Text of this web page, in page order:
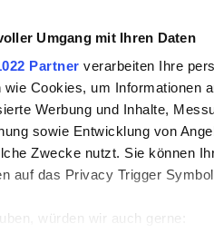
Umgang mit Ihren Daten
Partner verarbeiten Ihre
wie Cookies, um Informationen
Werbung und Inhalte,
sowie Entwicklung von
Zwecke nutzt. Sie können
auf das Privacy Trigger
würden wir auch gerne: